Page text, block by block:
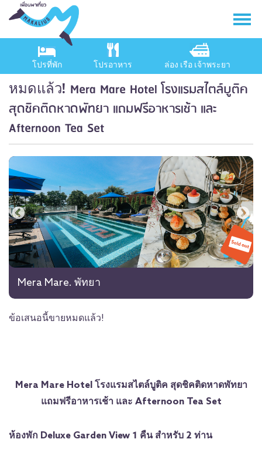
โปรที่พัก โปรอาหาร ล่อง เรือ เจ้าพระยา
หมดแล้ว! Mera Mare Hotel โรงแรมสไตล์บูติค
สุดชิคติดหาดพัทยา แถมฟรีอาหารเช้า และ
Afternoon Tea Set
Mera Mare. พัทยา
ข้อเสนอนี้ขายหมดแล้ว!
Mera Mare Hotel โรงแรมสไตล์บูติค สุดชิคติดหาดพัทยา
แถมฟรีอาหารเช้า และ Afternoon Tea Set
ห้องพัก Deluxe Garden View 1 คืน สำหรับ 2 ท่าน